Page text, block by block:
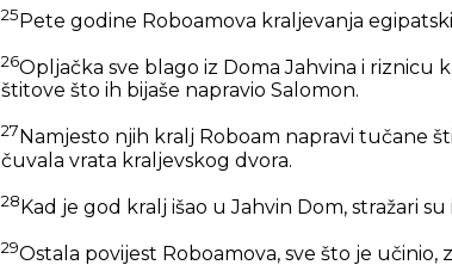
25Pete godine Roboamova kraljevanja
26Opljačka sve blago iz Doma Jahvina i riznicu
štitove što ih bijaše napravio Salomon.
27 Namjesto njih kralj Roboam napravi tučane
čuvala vrata kraljevskog dvora.
28Kad je god kralj išao u Jahvin Dom, stražari
29Ostala povijest Roboamova, sve što je učinio,